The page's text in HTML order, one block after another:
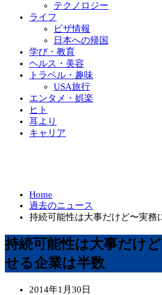
テクノロジー
ライフ
ビザ情報
日本への帰国
学び・教育
ヘルス・美容
トラベル・趣味
USA旅行
エンタメ・娯楽
ヒト
耳より
キャリア
Home
過去のニュース
持続可能性は大事だけど〜実務
持続可能性は大事だけ
せる企業は半数
2014年1月30日